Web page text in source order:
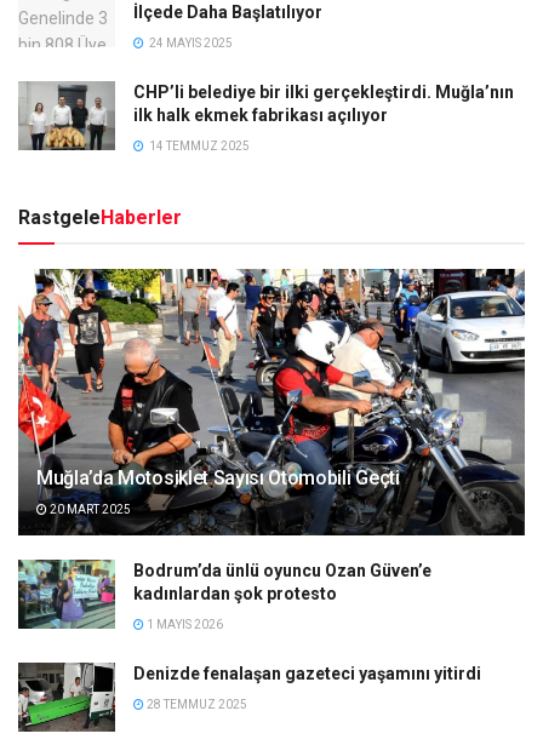
İlçede Daha Başlatılıyor
24 MAYIS 2025
CHP’li belediye bir ilki gerçekleştirdi. Muğla’nın
ilk halk ekmek fabrikası açılıyor
14 TEMMUZ 2025
RastgeleHaberler
Muğla’da Motosiklet Sayısı Otomobili Geçti
20 MART 2025
Bodrum’da ünlü oyuncu Ozan Güven’e
kadınlardan şok protesto
1 MAYIS 2026
Denizde fenalaşan gazeteci yaşamını yitirdi
28 TEMMUZ 2025